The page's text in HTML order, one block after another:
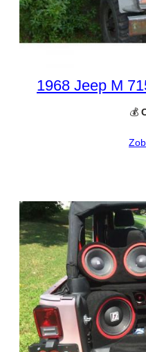
1968 Jeep M
💰